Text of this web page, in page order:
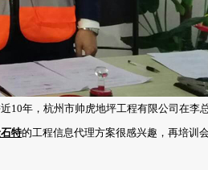
年，杭州市帅虎地坪工程有限公司在李
特的工程信息代理方案很感兴趣，再培训